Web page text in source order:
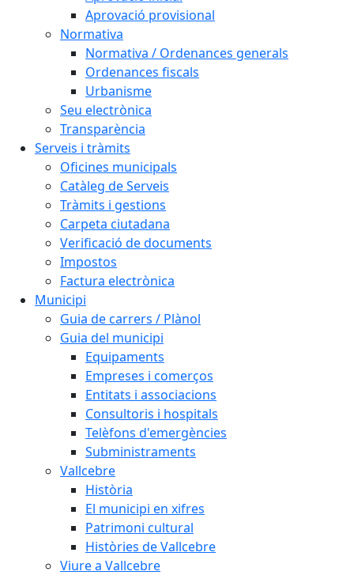
Aprovació provisional
Normativa
Normativa / Ordenances generals
Ordenances fiscals
Urbanisme
Seu electrònica
Transparència
Serveis i tràmits
Oficines municipals
Catàleg de Serveis
Tràmits i gestions
Carpeta ciutadana
Verificació de documents
Impostos
Factura electrònica
Municipi
Guia de carrers / Plànol
Guia del municipi
Equipaments
Empreses i comerços
Entitats i associacions
Consultoris i hospitals
Telèfons d'emergències
Subministraments
Vallcebre
Història
El municipi en xifres
Patrimoni cultural
Històries de Vallcebre
Viure a Vallcebre